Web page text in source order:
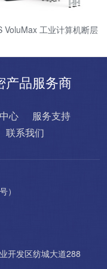
VoluMax 工业计算机断层
产品服务商
心
服务支持
联系我们
）
开发区纺城大道288